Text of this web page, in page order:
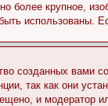
более крупное,
созданных вами
так как они
и модератор